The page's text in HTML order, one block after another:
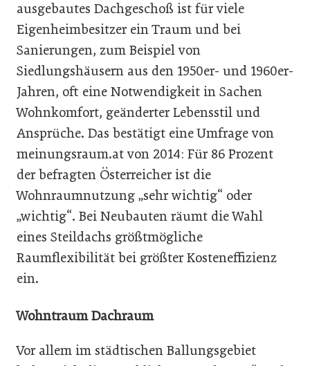
ausgebautes Dachgeschoß ist für viele
Eigenheimbesitzer ein Traum und bei
Sanierungen, zum Beispiel von
Siedlungshäusern aus den 1950er- und 1960er-
Jahren, oft eine Notwendigkeit in Sachen
Wohnkomfort, geänderter Lebensstil und
Ansprüche. Das bestätigt eine Umfrage von
meinungsraum.at von 2014: Für 86 Prozent
der befragten Österreicher ist die
Wohnraumnutzung „sehr wichtig“ oder
„wichtig“. Bei Neubauten räumt die Wahl
eines Steildachs größtmögliche
Raumflexibilität bei größter Kosteneffizienz
ein.
Wohntraum Dachraum
Vor allem im städtischen Ballungsgebiet